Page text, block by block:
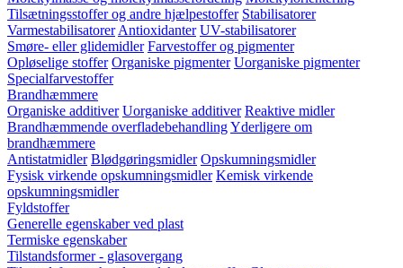
Tilsætningsstoffer og andre hjælpestoffer Stabilisatorer
Varmestabilisatorer Antioxidanter UV-stabilisatorer
Smøre- eller glidemidler Farvestoffer og pigmenter
Opløselige stoffer Organiske pigmenter Uorganiske pigmenter
Specialfarvestoffer
Brandhæmmere
Organiske additiver Uorganiske additiver Reaktive midler
Brandhæmmende overfladebehandlingYderligere om
brandhæmmere
Antistatmidler Blødgøringsmidler Opskumningsmidler
Fysisk virkende opskumningsmidler Kemisk virkende
opskumningsmidler
Fyldstoffer
Generelle egenskaber ved plast
Termiske egenskaber
Tilstandsformer - glasovergang